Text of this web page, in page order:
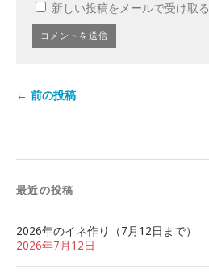
新しい投稿をメールで受け取る
← 前の投稿
最近の投稿
2026年のイネ作り（7月12日まで）
2026年7月12日